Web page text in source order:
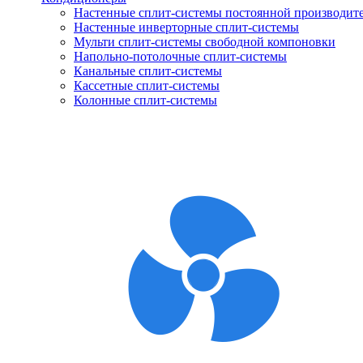
Настенные сплит-системы постоянной
Настенные инверторные сплит-системы
Мульти сплит-системы свободной компоновки
Напольно-потолочные сплит-системы
Канальные сплит-системы
Кассетные сплит-системы
Колонные сплит-системы